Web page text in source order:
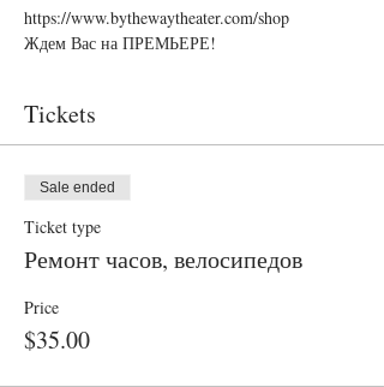
https://www.bythewaytheater.com/shop
Ждем Вас на ПРЕМЬЕРЕ!
Tickets
Sale ended
Ticket type
Ремонт часов, велосипедов
Price
$35.00